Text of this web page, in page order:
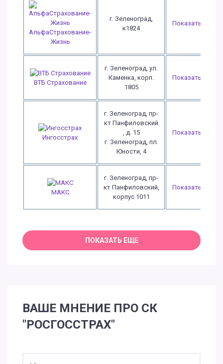
АльфаСтрахование-
Жизнь
г. Зеленоград,
к1824
Показать
ВТБ Страхование
г. Зеленоград, ул.
Каменка, корп.
1805
Показать
Ингосстрах
г. Зеленоград, пр-
кт Панфиловский
, д. 15
г. Зеленоград, пл.
Юности, 4
Показать
МАКС
г. Зеленоград, пр-
кт Панфиловский,
корпус 1011
Показать
ВАШЕ МНЕНИЕ ПРО СК
"РОСГОССТРАХ"